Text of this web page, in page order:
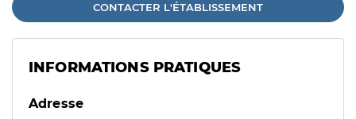
CONTACTER L'ÉTABLISSEMENT
INFORMATIONS PRATIQUES
Adresse